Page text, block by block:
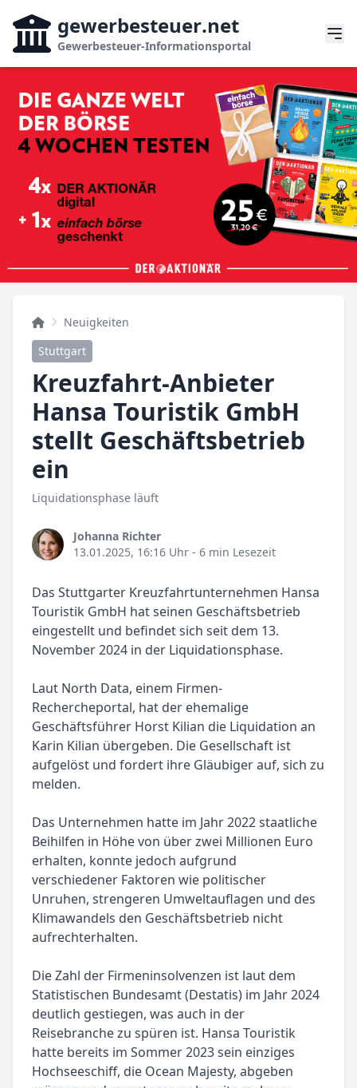
gewerbesteuer.net
Gewerbesteuer-Informationsportal
Neuigkeiten
Stuttgart
Kreuzfahrt-Anbieter
Hansa Touristik GmbH
stellt Geschäftsbetrieb
ein
Liquidationsphase läuft
Johanna Richter
13.01.2025, 16:16 Uhr - 6 min Lesezeit
Das Stuttgarter Kreuzfahrtunternehmen Hansa
Touristik GmbH hat seinen Geschäftsbetrieb
eingestellt und befindet sich seit dem 13.
November 2024 in der Liquidationsphase.
Laut North Data, einem Firmen-
Rechercheportal, hat der ehemalige
Geschäftsführer Horst Kilian die Liquidation an
Karin Kilian übergeben. Die Gesellschaft ist
aufgelöst und fordert ihre Gläubiger auf, sich zu
melden.
Das Unternehmen hatte im Jahr 2022 staatliche
Beihilfen in Höhe von über zwei Millionen Euro
erhalten, konnte jedoch aufgrund
verschiedener Faktoren wie politischer
Unruhen, strengeren Umweltauflagen und des
Klimawandels den Geschäftsbetrieb nicht
aufrechterhalten.
Die Zahl der Firmeninsolvenzen ist laut dem
Statistischen Bundesamt (Destatis) im Jahr 2024
deutlich gestiegen, was auch in der
Reisebranche zu spüren ist. Hansa Touristik
hatte bereits im Sommer 2023 sein einziges
Hochseeschiff, die Ocean Majesty, abgeben